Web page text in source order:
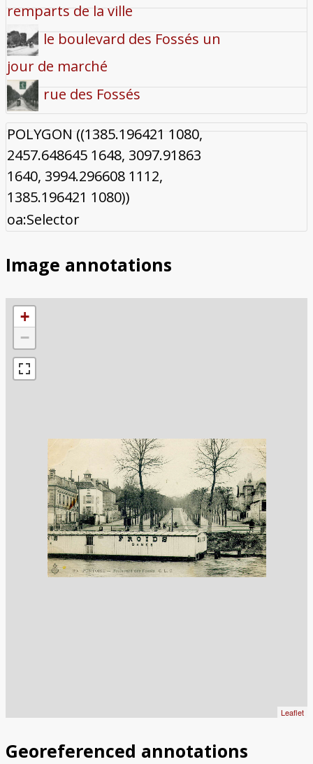
remparts de la ville
le boulevard des Fossés un
jour de marché
rue des Fossés
POLYGON ((1385.196421 1080,
2457.648645 1648, 3097.91863
1640, 3994.296608 1112,
1385.196421 1080))
oa:Selector
Image annotations
+
−
Leaflet
Georeferenced annotations